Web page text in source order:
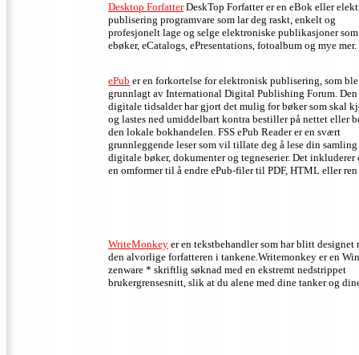
Desktop ForfatterDeskTop Forfatter er en eBok eller
publisering programvare som lar deg raskt, enkelt og
profesjonelt lage og selge elektroniske publikasjoner som
ebøker, eCatalogs, ePresentations, fotoalbum og mye mer.
ePub er en forkortelse for elektronisk publisering, som ble
grunnlagt av International Digital Publishing Forum. Den
digitale tidsalder har gjort det mulig for bøker som skal
og lastes ned umiddelbart kontra bestiller på nettet eller
den lokale bokhandelen. FSS ePub Reader er en svært
grunnleggende leser som vil tillate deg å lese din
digitale bøker, dokumenter og tegneserier. Det inkluderer
en omformer til å endre ePub-filer til PDF, HTML eller
WriteMonkey er en tekstbehandler som har blitt designet
den alvorlige forfatteren i tankene.Writemonkey er en
zenware * skriftlig søknad med en ekstremt nedstrippet
brukergrensesnitt, slik at du alene med dine tanker og